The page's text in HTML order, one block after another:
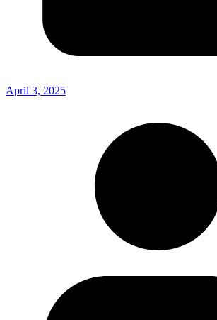
April 3, 2025